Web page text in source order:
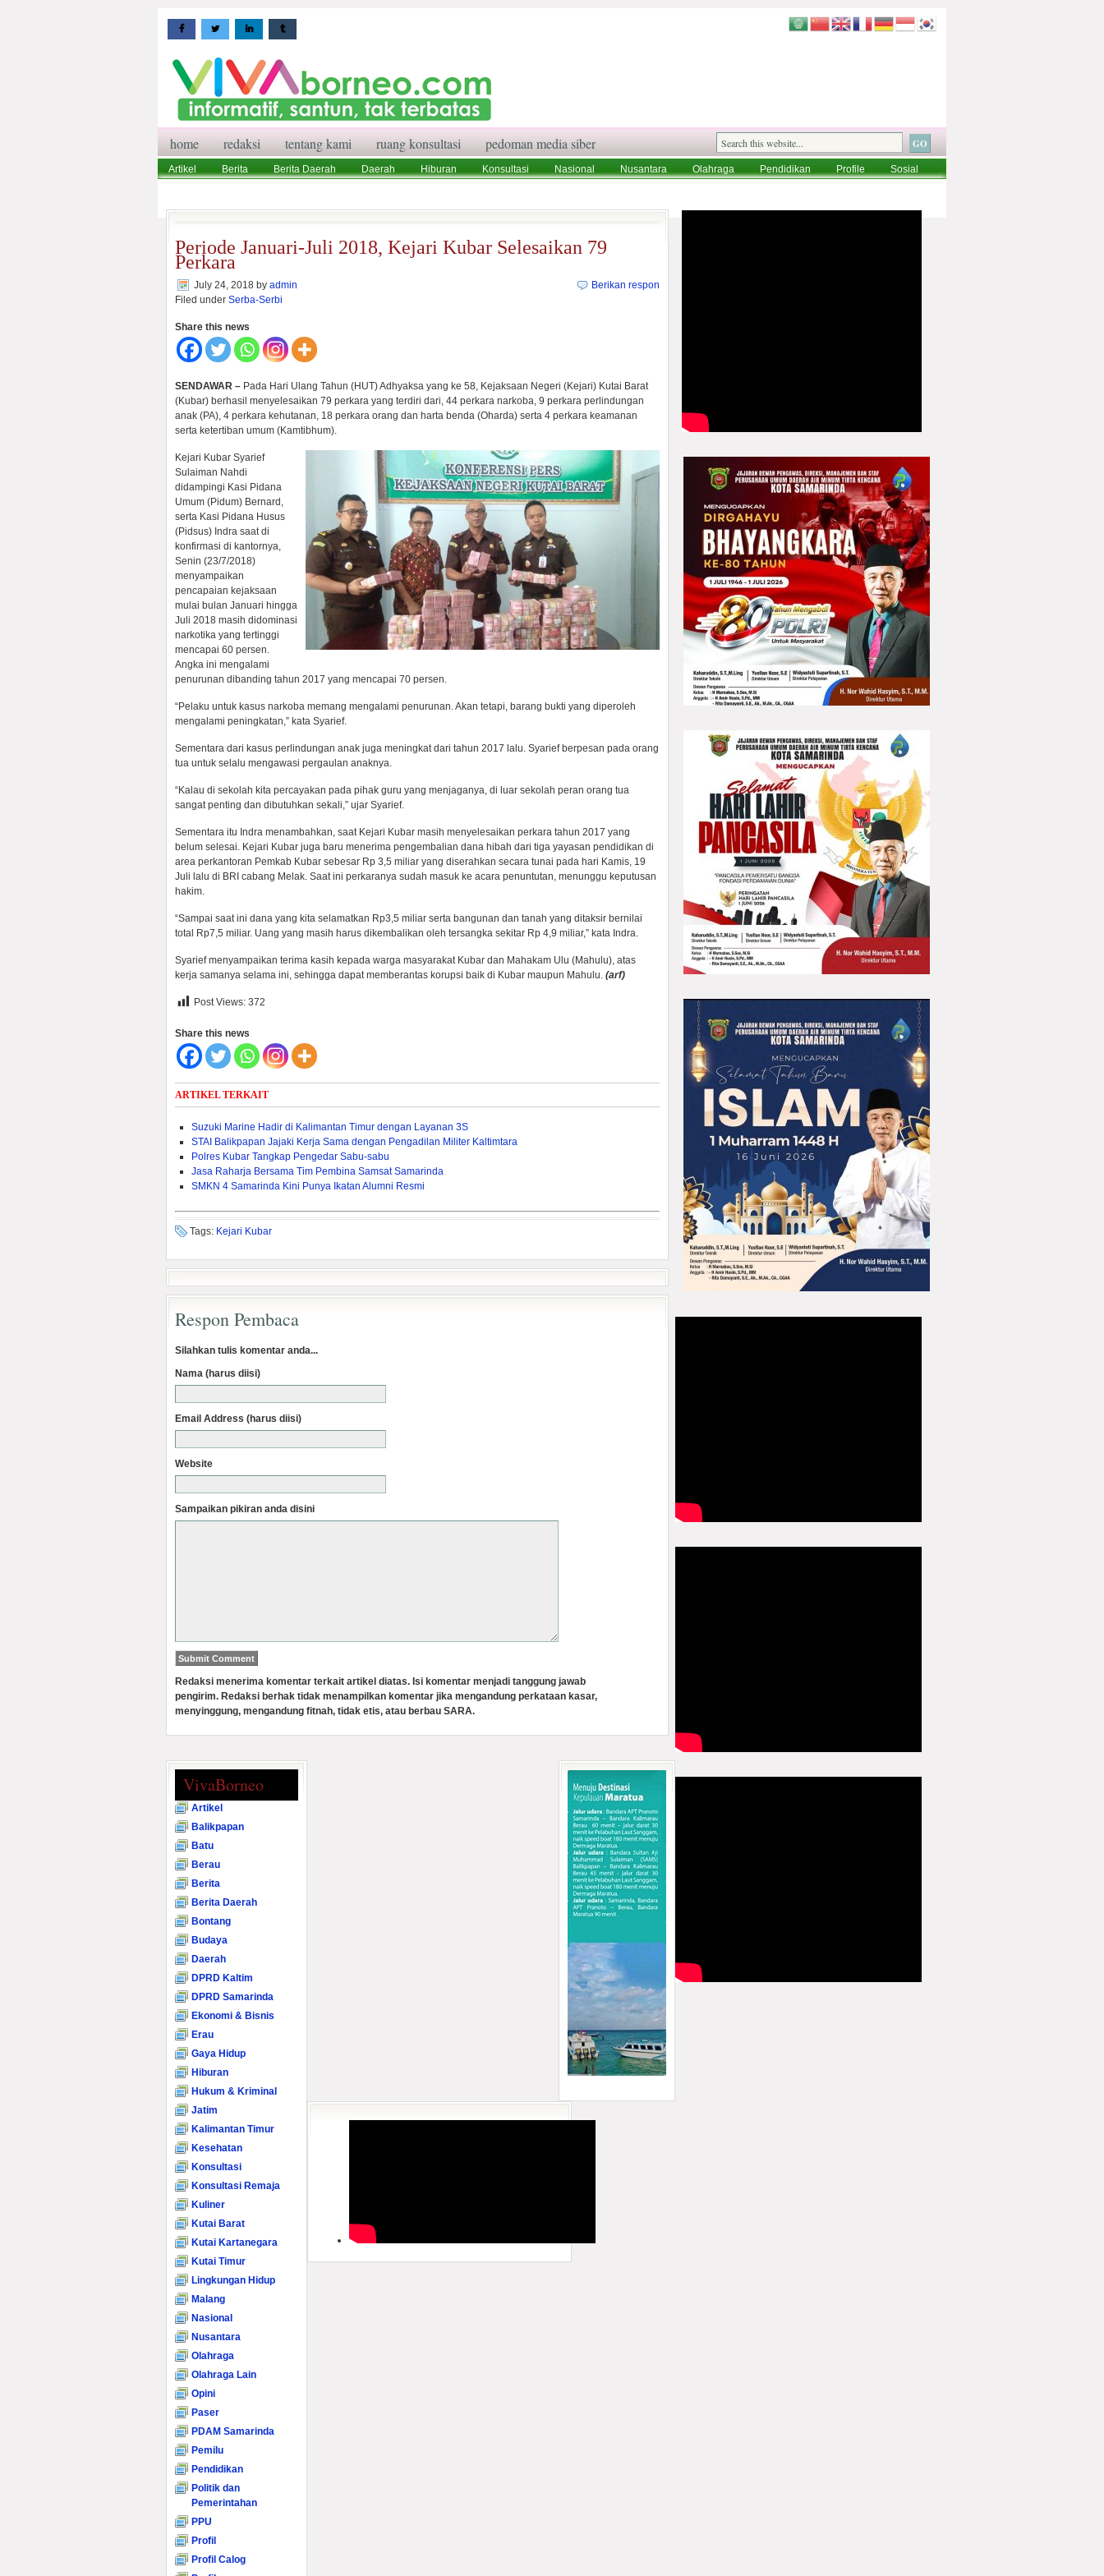
home redaksi tentang kami ruang konsultasi pedoman media siber
Artikel Berita Berita Daerah Daerah Hiburan Konsultasi Nasional Nusantara Olahraga Pendidikan Profile
Sosial
Periode Januari-Juli 2018, Kejari Kubar Selesaikan 79
Perkara
July 24, 2018 by admin
Filed under Serba-Serbi
Berikan respon
Share this news
SENDAWAR – Pada Hari Ulang Tahun (HUT) Adhyaksa yang ke 58, Kejaksaan Negeri (Kejari) Kutai Barat
(Kubar) berhasil menyelesaikan 79 perkara yang terdiri dari, 44 perkara narkoba, 9 perkara perlindungan
anak (PA), 4 perkara kehutanan, 18 perkara orang dan harta benda (Oharda) serta 4 perkara keamanan
serta ketertiban umum (Kamtibhum).
Kejari Kubar Syarief
Sulaiman Nahdi
didampingi Kasi Pidana
Umum (Pidum) Bernard,
serta Kasi Pidana Husus
(Pidsus) Indra saat di
konfirmasi di kantornya,
Senin (23/7/2018)
menyampaikan
pencapaian kejaksaan
mulai bulan Januari hingga
Juli 2018 masih didominasi
narkotika yang tertinggi
mencapai 60 persen.
Angka ini mengalami
penurunan dibanding tahun 2017 yang mencapai 70 persen.
“Pelaku untuk kasus narkoba memang mengalami penurunan. Akan tetapi, barang bukti yang diperoleh
mengalami peningkatan,” kata Syarief.
Sementara dari kasus perlindungan anak juga meningkat dari tahun 2017 lalu. Syarief berpesan pada orang
tua untuk selalu mengawasi pergaulan anaknya.
“Kalau di sekolah kita percayakan pada pihak guru yang menjaganya, di luar sekolah peran orang tua
sangat penting dan dibutuhkan sekali,” ujar Syarief.
Sementara itu Indra menambahkan, saat Kejari Kubar masih menyelesaikan perkara tahun 2017 yang
belum selesai. Kejari Kubar juga baru menerima pengembalian dana hibah dari tiga yayasan pendidikan di
area perkantoran Pemkab Kubar sebesar Rp 3,5 miliar yang diserahkan secara tunai pada hari Kamis, 19
Juli lalu di BRI cabang Melak. Saat ini perkaranya sudah masuk ke acara penuntutan, menunggu keputusan
hakim.
“Sampai saat ini dana yang kita selamatkan Rp3,5 miliar serta bangunan dan tanah yang ditaksir bernilai
total Rp7,5 miliar. Uang yang masih harus dikembalikan oleh tersangka sekitar Rp 4,9 miliar,” kata Indra.
Syarief menyampaikan terima kasih kepada warga masyarakat Kubar dan Mahakam Ulu (Mahulu), atas
kerja samanya selama ini, sehingga dapat memberantas korupsi baik di Kubar maupun Mahulu. (arf)
Post Views: 372
Share this news
ARTIKEL TERKAIT
Suzuki Marine Hadir di Kalimantan Timur dengan Layanan 3S
STAI Balikpapan Jajaki Kerja Sama dengan Pengadilan Militer Kaltimtara
Polres Kubar Tangkap Pengedar Sabu-sabu
Jasa Raharja Bersama Tim Pembina Samsat Samarinda
SMKN 4 Samarinda Kini Punya Ikatan Alumni Resmi
Tags: Kejari Kubar
Respon Pembaca
Silahkan tulis komentar anda...
Nama (harus diisi)
Email Address (harus diisi)
Website
Sampaikan pikiran anda disini
Redaksi menerima komentar terkait artikel diatas. Isi komentar menjadi tanggung jawab
pengirim. Redaksi berhak tidak menampilkan komentar jika mengandung perkataan kasar,
menyinggung, mengandung fitnah, tidak etis, atau berbau SARA.
VivaBorneo
Artikel
Balikpapan
Batu
Berau
Berita
Berita Daerah
Bontang
Budaya
Daerah
DPRD Kaltim
DPRD Samarinda
Ekonomi & Bisnis
Erau
Gaya Hidup
Hiburan
Hukum & Kriminal
Jatim
Kalimantan Timur
Kesehatan
Konsultasi
Konsultasi Remaja
Kuliner
Kutai Barat
Kutai Kartanegara
Kutai Timur
Lingkungan Hidup
Malang
Nasional
Nusantara
Olahraga
Olahraga Lain
Opini
Paser
PDAM Samarinda
Pemilu
Pendidikan
Politik dan
Pemerintahan
PPU
Profil
Profil Calog